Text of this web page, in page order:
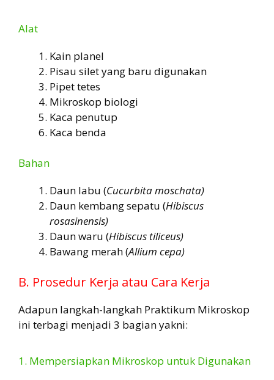
Alat
Kain planel
Pisau silet yang baru digunakan
Pipet tetes
Mikroskop biologi
Kaca penutup
Kaca benda
Bahan
Daun labu (Cucurbita moschata)
Daun kembang sepatu (Hibiscus
rosasinensis)
Daun waru (Hibiscus tiliceus)
Bawang merah (Allium cepa)
B. Prosedur Kerja atau Cara Kerja
Adapun langkah-langkah Praktikum Mikroskop
ini terbagi menjadi 3 bagian yakni:
1. Mempersiapkan Mikroskop untuk Digunakan